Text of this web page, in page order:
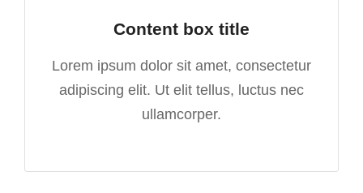
Content box title
Lorem ipsum dolor sit amet, consectetur
adipiscing elit. Ut elit tellus, luctus nec
ullamcorper.